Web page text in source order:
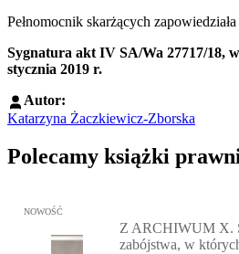
Pełnomocnik skarżących
Sygnatura akt IV SA/Wa 27717/18,
stycznia 2019 r.
Autor:
Katarzyna Żaczkiewicz-Zborska
Polecamy książki
Przejdź do: Z ARCHIWUM X.
NOWOŚĆ
Z ARCHIWUM X.
zabójstwa, w